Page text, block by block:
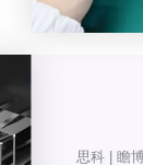
思科 | 瞻